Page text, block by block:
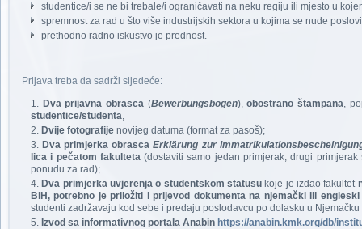
studentice/i se ne bi trebale/i ograničavati na neku regiju ili mjesto u
spremnost za rad u što više industrijskih sektora u kojima se nude
prethodno radno iskustvo je prednost.
Prijava treba da sadrži sljedeće:
Dva prijavna obrasca (Bewerbungsbogen),obostrano štampana,
studentice/studenta,
Dvije fotografije novijeg datuma (format za pasoš);
Dva primjerka obrasca Erklärung zur
lica i pečatom fakulteta(dostaviti samo jedan primjerak, drugi
ponudu za rad);
Dva primjerka uvjerenja o studentskom statusu koje je izdao fakultet
BiH, potrebno je priložiti i prijevod dokumenta na njemački ili
studenti zadržavaju kod sebe i predaju poslodavcu po dolasku u
Izvod sa informativnog portala Anabin https://anabin.kmk.org/db/